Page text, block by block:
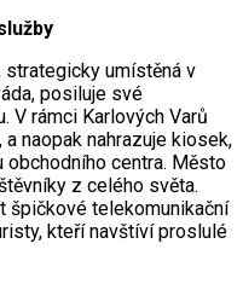
strategicky umístěná v
posiluje své
V rámci Karlových Varů
naopak nahrazuje kiosek,
centra. Město
z celého světa.
špičkové telekomunikační
kteří navštíví proslulé